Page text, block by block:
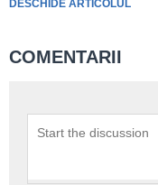
DESCHIDE ARTICOLUL
COMENTARII